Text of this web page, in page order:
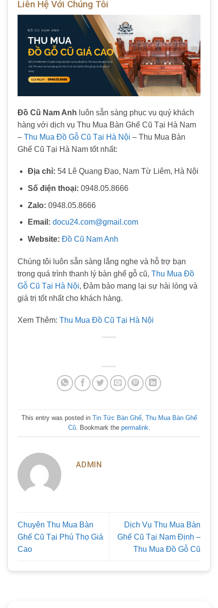
Liên Hệ Với Chúng Tôi
Đồ Cũ Nam Anh luôn sẵn sàng phục vụ quý khách
hàng với dịch vụ Thu Mua Bàn Ghế Cũ Tại Hà Nam
– Thu Mua Đồ Gỗ Cũ Tại Hà Nội – Thu Mua Bàn
Ghế Cũ Tại Hà Nam tốt nhất:
Địa chỉ: 54 Lê Quang Đạo, Nam Từ Liêm, Hà Nội
Số điện thoại: 0948.05.8666
Zalo: 0948.05.8666
Email: docu24.com@gmail.com
Website: Đồ Cũ Nam Anh
Chúng tôi luôn sẵn sàng lắng nghe và hỗ trợ bạn
trong quá trình thanh lý bàn ghế gỗ cũ, Thu Mua Đồ
Gỗ Cũ Tại Hà Nội, Đảm bảo mang lại sự hài lòng và
giá trị tốt nhất cho khách hàng.
Xem Thêm: Thu Mua Đồ Cũ Tại Hà Nội
This entry was posted in Tin Tức Bàn Ghế, Thu Mua Bàn Ghế
Cũ. Bookmark the permalink
ADMIN
Chuyên Thu Mua Bàn
Ghế Cũ Tại Phú Thọ Giá
Cao
Dịch Vụ Thu Mua Bàn
Ghế Cũ Tại Nam Định –
Thu Mua Đồ Gỗ Cũ